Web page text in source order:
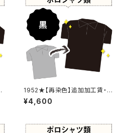
1952★【再染色】追加加工賃・
黒染め
¥4,600